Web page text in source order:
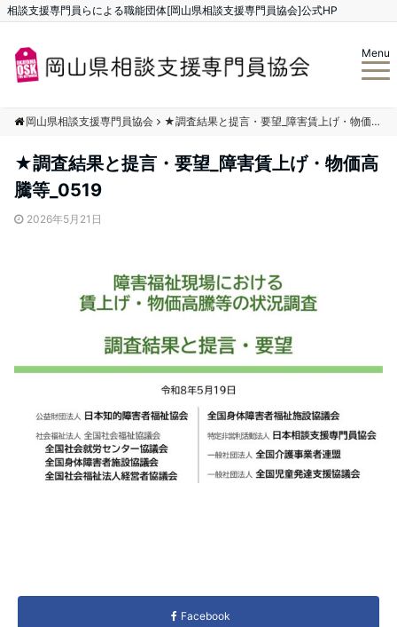
相談支援専門員らによる職能団体[岡山県相談支援専門員協会]公式HP
Menu
岡山県相談支援専門員協会 ★調査結果と提言・要望_障害賃上げ・物価高騰等_0519
★調査結果と提言・要望_障害賃上げ・物価高
騰等_0519
2026年5月21日
Facebook